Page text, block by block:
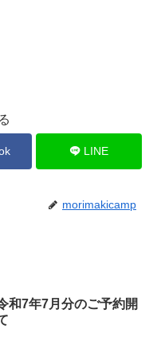
LINE
morimakicamp
和7年7月分のご予約開